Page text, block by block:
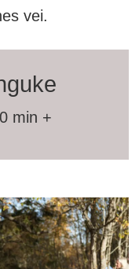
vei.
min +
1 time +